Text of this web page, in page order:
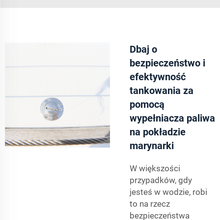
Dbaj o
bezpieczeństwo i
efektywność
tankowania za
pomocą
wypełniacza paliwa
na pokładzie
marynarki
W większości
przypadków, gdy
jesteś w wodzie, robi
to na rzecz
bezpieczeństwa